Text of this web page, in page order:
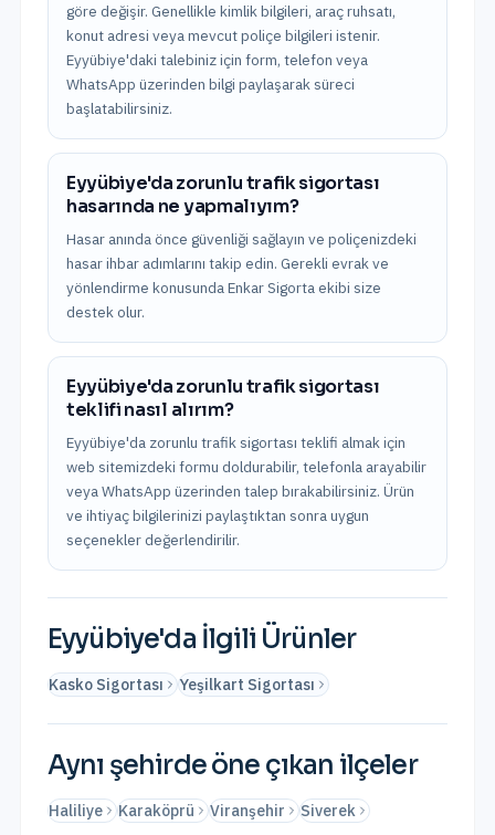
göre değişir. Genellikle kimlik bilgileri, araç ruhsatı,
konut adresi veya mevcut poliçe bilgileri istenir.
Eyyübiye'daki talebiniz için form, telefon veya
WhatsApp üzerinden bilgi paylaşarak süreci
başlatabilirsiniz.
Eyyübiye'da zorunlu trafik sigortası
hasarında ne yapmalıyım?
Hasar anında önce güvenliği sağlayın ve poliçenizdeki
hasar ihbar adımlarını takip edin. Gerekli evrak ve
yönlendirme konusunda Enkar Sigorta ekibi size
destek olur.
Eyyübiye'da zorunlu trafik sigortası
teklifi nasıl alırım?
Eyyübiye'da zorunlu trafik sigortası teklifi almak için
web sitemizdeki formu doldurabilir, telefonla arayabilir
veya WhatsApp üzerinden talep bırakabilirsiniz. Ürün
ve ihtiyaç bilgilerinizi paylaştıktan sonra uygun
seçenekler değerlendirilir.
Eyyübiye'da İlgili Ürünler
Kasko Sigortası Yeşilkart Sigortası
Aynı şehirde öne çıkan ilçeler
Haliliye Karaköprü Viranşehir Siverek